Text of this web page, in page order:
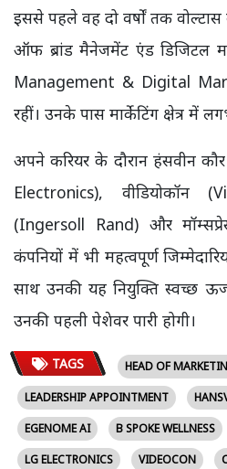
इससे पहले वह दो वर्षों तक
ऑफ ब्रांड मैनेजमेंट एंड डिजिटल
Management & Digital
रहीं। उनके पास मार्केटिंग क्षेत्र
अपने करियर के दौरान हंसवीन
Electronics), वीडियोकॉन
(Ingersoll Rand) और
कंपनियों में भी महत्वपूर्ण
साथ उनकी यह नियुक्ति स्वच्छ
उनकी पहली पेशेवर पारी होगी।
TAGS
HEAD OF
LEADERSHIP APPOINTMENT
EGENOME AI
B SPOKE WELLNESS
LG ELECTRONICS
VIDEOCON